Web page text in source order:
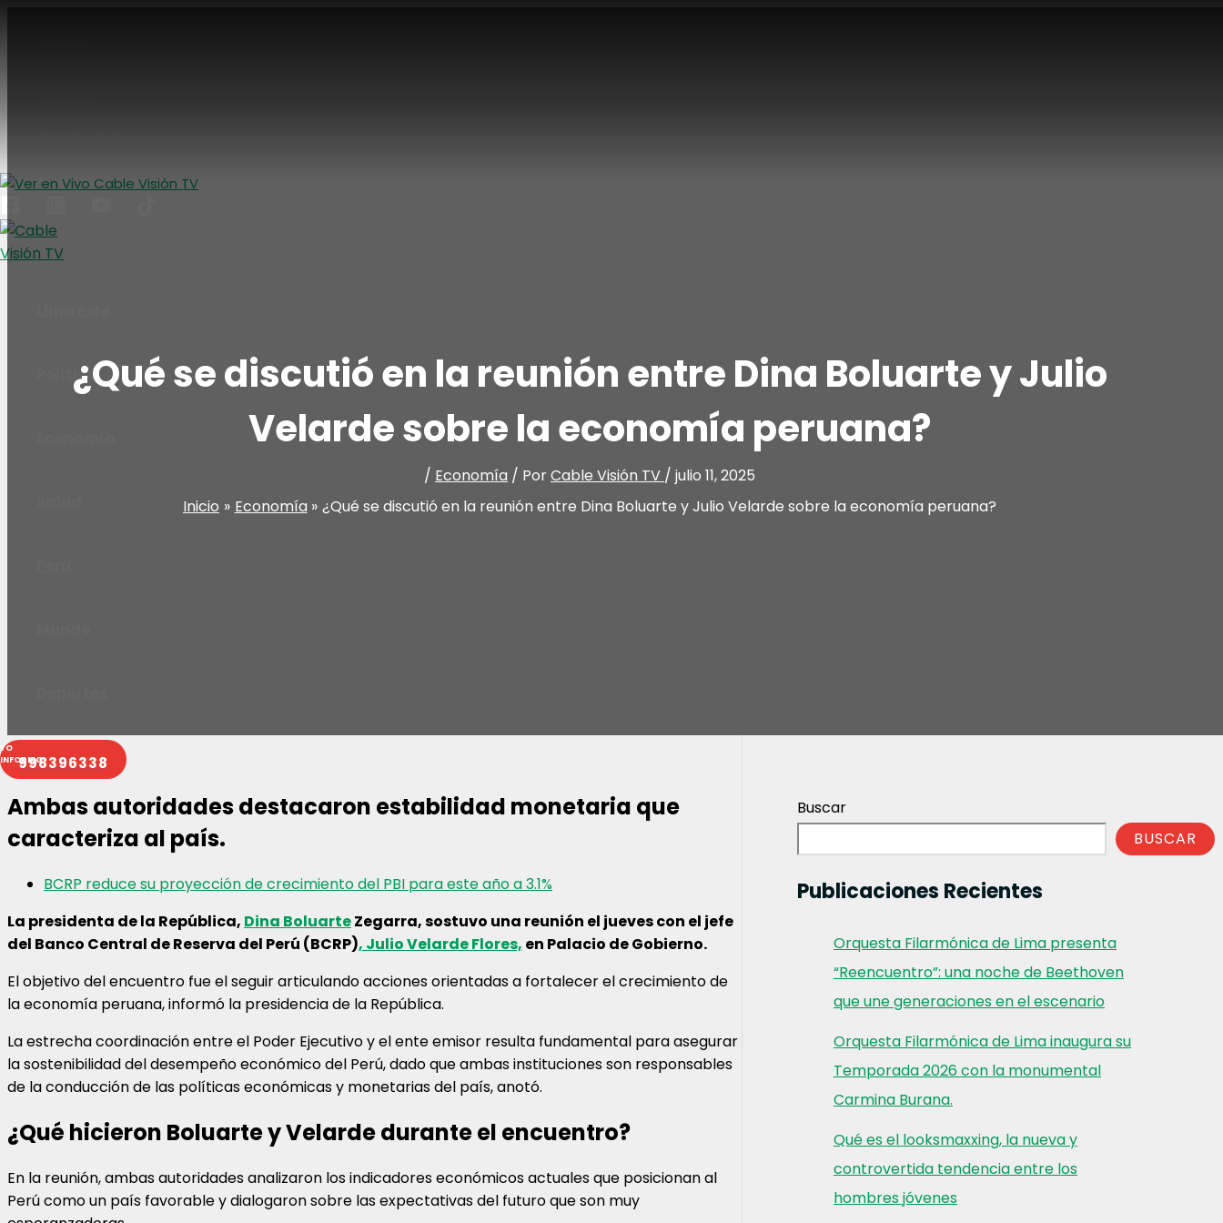
Política
998396338
¿Qué se discutió en la reunión entre Dina Boluarte y Julio
Velarde sobre la economía peruana?
/ Economía / PorCable Visión TV / julio 11, 2025
Inicio
Economía ¿Qué se discutió en la reunión entre Dina Boluarte y Julio Velarde sobre la economía peruana?
Ambas autoridades destacaron estabilidad monetaria que
caracteriza al país.
BCRP reduce su proyección de crecimiento del PBI para este año a 3.1%
La presidenta de la República, Dina BoluarteZegarra, sostuvo una reunión el jueves con el jefe
del Banco Central de Reserva del Perú (BCRP), Julio Velarde Flores, en Palacio de Gobierno.
El objetivo del encuentro fue el seguir articulando acciones orientadas a fortalecer el crecimiento de
la economía peruana, informó la presidencia de la República.
La estrecha coordinación entre el Poder Ejecutivo y el ente emisor resulta fundamental para asegurar
la sostenibilidad del desempeño económico del Perú, dado que ambas instituciones son responsables
de la conducción de las políticas económicas y monetarias del país, anotó.
¿Qué hicieron Boluarte y Velarde durante el encuentro?
En la reunión, ambas autoridades analizaron los indicadores económicos actuales que posicionan al
Perú como un país favorable y dialogaron sobre las expectativas del futuro que son muy
Buscar
BUSCAR
Publicaciones Recientes
Orquesta Filarmónica de Lima presenta
“Reencuentro”: una noche de Beethoven
que une generaciones en el escenario
Orquesta Filarmónica de Lima inaugura su
Temporada 2026 con la monumental
Carmina Burana.
Qué es el looksmaxxing, la nueva y
controvertida tendencia entre los
hombres jóvenes